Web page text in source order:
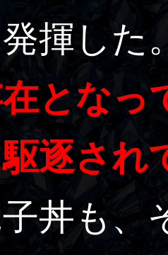
揮した
となっ
逐され
丼も、